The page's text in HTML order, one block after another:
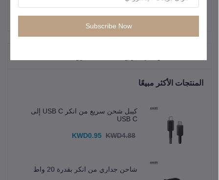
المنتجات الأكثر مبيعًا
كيبل شحن سريع من انكر USB C إلى
USB C
KWD0.95 KWD4.88
شاحن جداري من انكر بقدرة 20 واط
Subscribe Now